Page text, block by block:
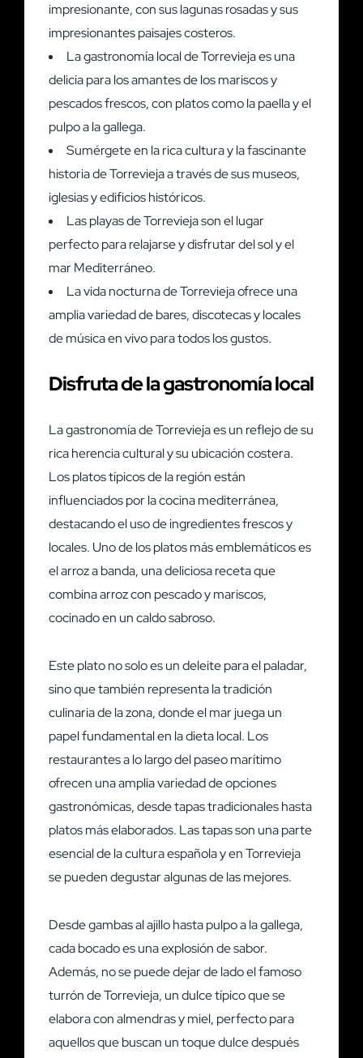
impresionante, con sus lagunas rosadas y sus
impresionantes paisajes costeros.
La gastronomía local de Torrevieja es una
delicia para los amantes de los mariscos y
pescados frescos, con platos como la paella y el
pulpo a la gallega.
Sumérgete en la rica cultura y la fascinante
historia de Torrevieja a través de sus museos,
iglesias y edificios históricos.
Las playas de Torrevieja son el lugar
perfecto para relajarse y disfrutar del sol y el
mar Mediterráneo.
La vida nocturna de Torrevieja ofrece una
amplia variedad de bares, discotecas y locales
de música en vivo para todos los gustos.
Disfruta de la gastronomía local
La gastronomía de Torrevieja es un reflejo de su
rica herencia cultural y su ubicación costera.
Los platos típicos de la región están
influenciados por la cocina mediterránea,
destacando el uso de ingredientes frescos y
locales. Uno de los platos más emblemáticos es
el arroz a banda, una deliciosa receta que
combina arroz con pescado y mariscos,
cocinado en un caldo sabroso.
Este plato no solo es un deleite para el paladar,
sino que también representa la tradición
culinaria de la zona, donde el mar juega un
papel fundamental en la dieta local. Los
restaurantes a lo largo del paseo marítimo
ofrecen una amplia variedad de opciones
gastronómicas, desde tapas tradicionales hasta
platos más elaborados. Las tapas son una parte
esencial de la cultura española y en Torrevieja
se pueden degustar algunas de las mejores.
Desde gambas al ajillo hasta pulpo a la gallega,
cada bocado es una explosión de sabor.
Además, no se puede dejar de lado el famoso
turrón de Torrevieja, un dulce típico que se
elabora con almendras y miel, perfecto para
aquellos que buscan un toque dulce después